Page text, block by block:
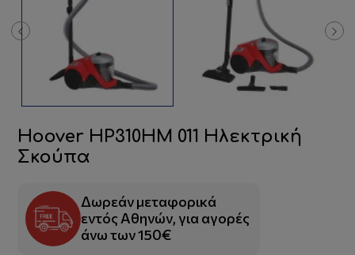
Hoover HP310HM 011 Ηλεκτρική
Σκούπα
Δωρεάν μεταφορικά
εντός Αθηνών, για αγορές
άνω των 150€